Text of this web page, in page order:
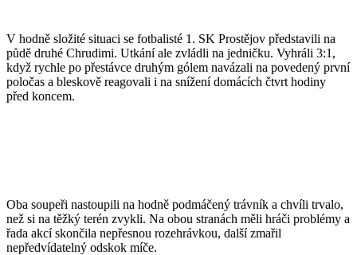
V hodně složité situaci se fotbalisté 1. SK Prostějov představili na
půdě druhé Chrudimi. Utkání ale zvládli na jedničku. Vyhráli 3:1,
když rychle po přestávce druhým gólem navázali na povedený první
poločas a bleskově reagovali i na snížení domácích čtvrt hodiny
před koncem.
Oba soupeři nastoupili na hodně podmáčený trávník a chvíli trvalo,
než si na těžký terén zvykli. Na obou stranách měli hráči problémy a
řada akcí skončila nepřesnou rozehrávkou, další zmařil
nepředvídatelný odskok míče.